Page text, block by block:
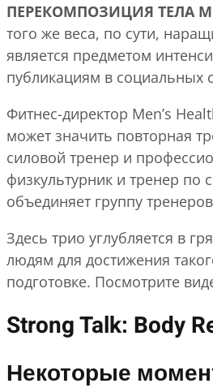
ПЕРЕКОМПОЗИЦИЯ ТЕЛА
того же веса, по сути,
является предметом
публикациям в социальных
Фитнес-директор Men’s
может значить повторная
силовой тренер и
физкультурник и тренер по
объединяет группу
Здесь трио углубляется в
людям для достижения
подготовке. Посмотрите
Strong Talk: Body
Некоторые